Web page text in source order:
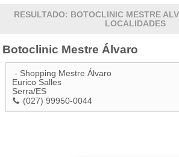
RESULTADO: BOTOCLINIC MESTRE
LOCALIDADES
Botoclinic Mestre Álvaro
- Shopping Mestre Álvaro
Eurico Salles
Serra/ES
(027) 99950-0044